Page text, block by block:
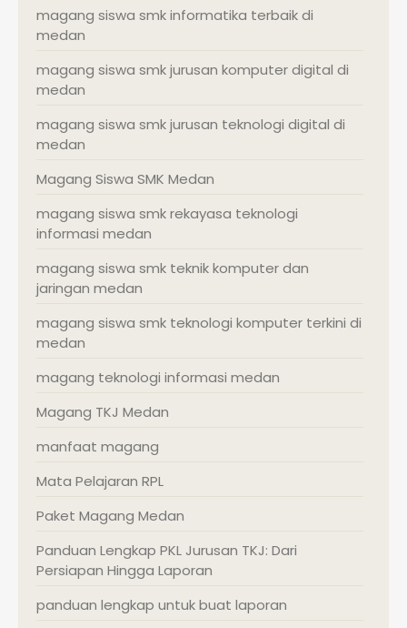
magang siswa smk informatika terbaik di
medan
magang siswa smk jurusan komputer digital di
medan
magang siswa smk jurusan teknologi digital di
medan
Magang Siswa SMK Medan
magang siswa smk rekayasa teknologi
informasi medan
magang siswa smk teknik komputer dan
jaringan medan
magang siswa smk teknologi komputer terkini di
medan
magang teknologi informasi medan
Magang TKJ Medan
manfaat magang
Mata Pelajaran RPL
Paket Magang Medan
Panduan Lengkap PKL Jurusan TKJ: Dari
Persiapan Hingga Laporan
panduan lengkap untuk buat laporan